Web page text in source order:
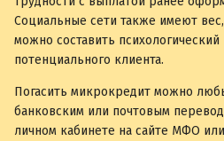
Социальные сети также имеют
можно составить
потенциального клиента.
Погасить микрокредит можно
банковским или почтовым
личном кабинете на сайте МФО